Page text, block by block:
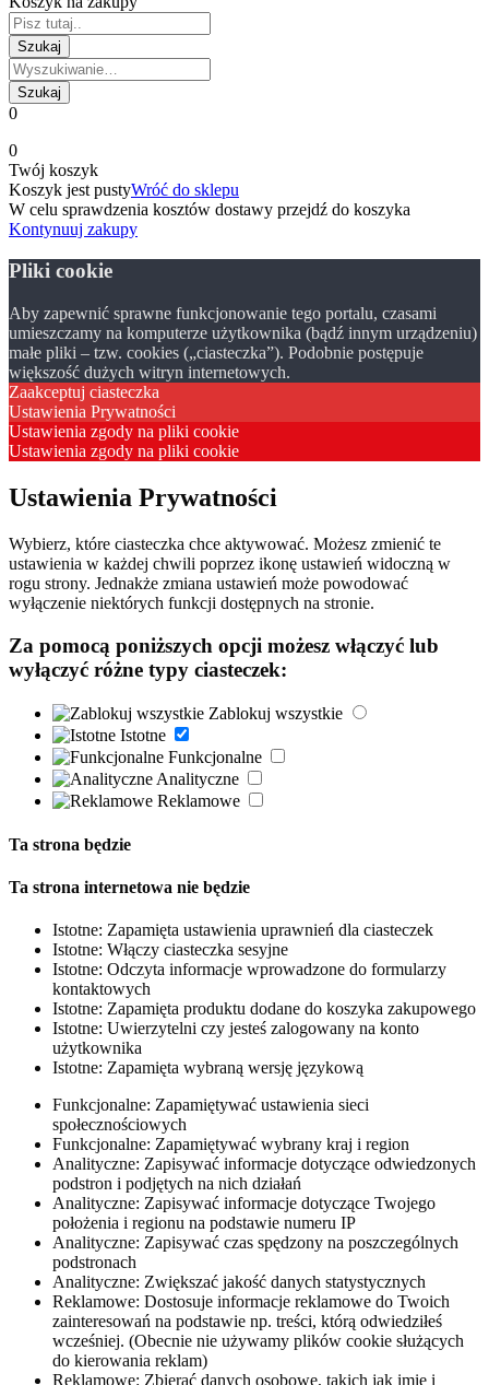
0
0
Twój koszyk
Koszyk jest pustyWróć do sklepu
W celu sprawdzenia kosztów dostawy przejdź do koszyka
Kontynuuj zakupy
Pliki cookie
Aby zapewnić sprawne funkcjonowanie tego portalu, czasami
umieszczamy na komputerze użytkownika (bądź innym urządzeniu)
małe pliki – tzw. cookies („ciasteczka”). Podobnie postępuje
większość dużych witryn internetowych.
Zaakceptuj ciasteczka
Ustawienia Prywatności
Ustawienia zgody na pliki cookie
Ustawienia zgody na pliki cookie
Ustawienia Prywatności
Wybierz, które ciasteczka chce aktywować. Możesz zmienić te
ustawienia w każdej chwili poprzez ikonę ustawień widoczną w
rogu strony. Jednakże zmiana ustawień może powodować
wyłączenie niektórych funkcji dostępnych na stronie.
Za pomocą poniższych opcji możesz włączyć lub
wyłączyć różne typy ciasteczek:
Zablokuj wszystkie
Istotne
Funkcjonalne
Analityczne
Reklamowe
Ta strona będzie
Ta strona internetowa nie będzie
Istotne: Zapamięta ustawienia uprawnień dla ciasteczek
Istotne: Włączy ciasteczka sesyjne
Istotne: Odczyta informacje wprowadzone do formularzy
kontaktowych
Istotne: Zapamięta produktu dodane do koszyka zakupowego
Istotne: Uwierzytelni czy jesteś zalogowany na konto
użytkownika
Istotne: Zapamięta wybraną wersję językową
Funkcjonalne: Zapamiętywać ustawienia sieci
społecznościowych
Funkcjonalne: Zapamiętywać wybrany kraj i region
Analityczne: Zapisywać informacje dotyczące odwiedzonych
podstron i podjętych na nich działań
Analityczne: Zapisywać informacje dotyczące Twojego
położenia i regionu na podstawie numeru IP
Analityczne: Zapisywać czas spędzony na poszczególnych
podstronach
Analityczne: Zwiększać jakość danych statystycznych
Reklamowe: Dostosuje informacje reklamowe do Twoich
zainteresowań na podstawie np. treści, którą odwiedziłeś
wcześniej. (Obecnie nie używamy plików cookie służących
do kierowania reklam)
Reklamowe: Zbierać danych osobowe, takich jak imię i